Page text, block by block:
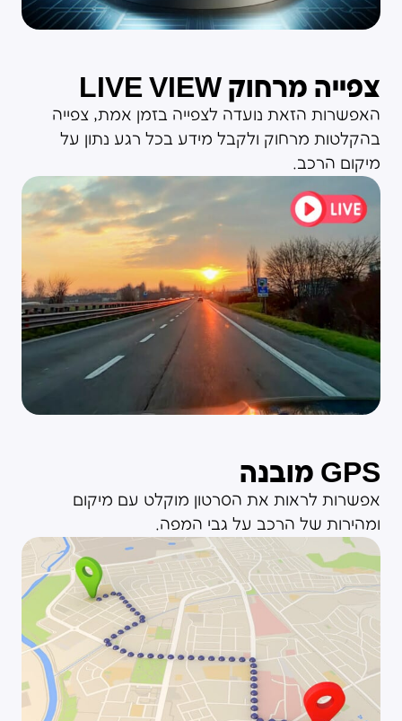
צפייה מרחוק LIVE VIEW
האפשרות הזאת נועדה לצפייה בזמן אמת, צפייה
בהקלטות מרחוק ולקבל מידע בכל רגע נתון על
מיקום הרכב.
GPS מובנה
אפשרות לראות את הסרטון מוקלט עם מיקום
ומהירות של הרכב על גבי המפה.